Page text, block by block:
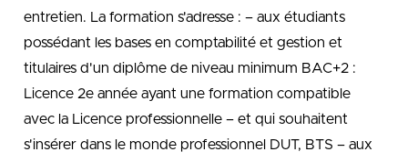
entretien. La formation s'adresse : – aux étudiants
possédant les bases en comptabilité et gestion et
titulaires d'un diplôme de niveau minimum BAC+2 :
Licence 2e année ayant une formation compatible
avec la Licence professionnelle – et qui souhaitent
s'insérer dans le monde professionnel DUT, BTS – aux